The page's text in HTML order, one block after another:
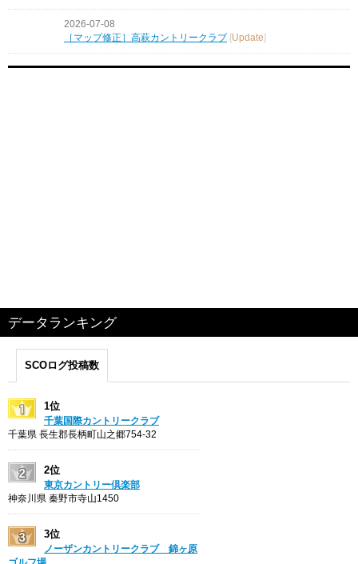
2026-07-08
［マップ修正］高萩カントリークラブ
Update
データランキング
SCOログ投稿数
1位
千葉国際カントリークラブ
千葉県 長生郡長柄町山之郷754-32
2位
東京カントリー倶楽部
神奈川県 秦野市寺山1450
3位
ノーザンカントリークラブ 錦ヶ原